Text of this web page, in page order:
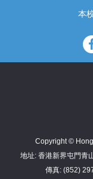
本
Copyright ©
地址: 香港新界屯門青
傳真: (852)